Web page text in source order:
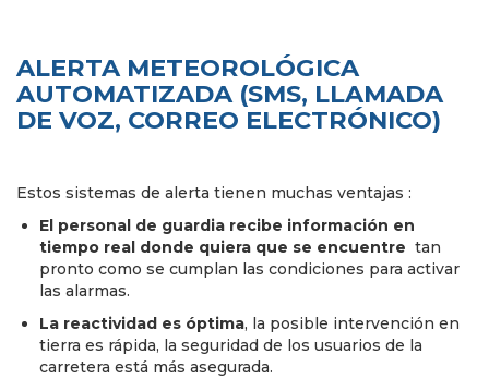
ALERTA METEOROLÓGICA
AUTOMATIZADA (SMS, LLAMADA
DE VOZ, CORREO ELECTRÓNICO)
Estos sistemas de alerta tienen muchas ventajas :
El personal de guardia recibe información en
tiempo real donde quiera que se encuentre tan
pronto como se cumplan las condiciones para activar
las alarmas.
La reactividad es óptima, la posible intervención en
tierra es rápida, la seguridad de los usuarios de la
carretera está más asegurada.